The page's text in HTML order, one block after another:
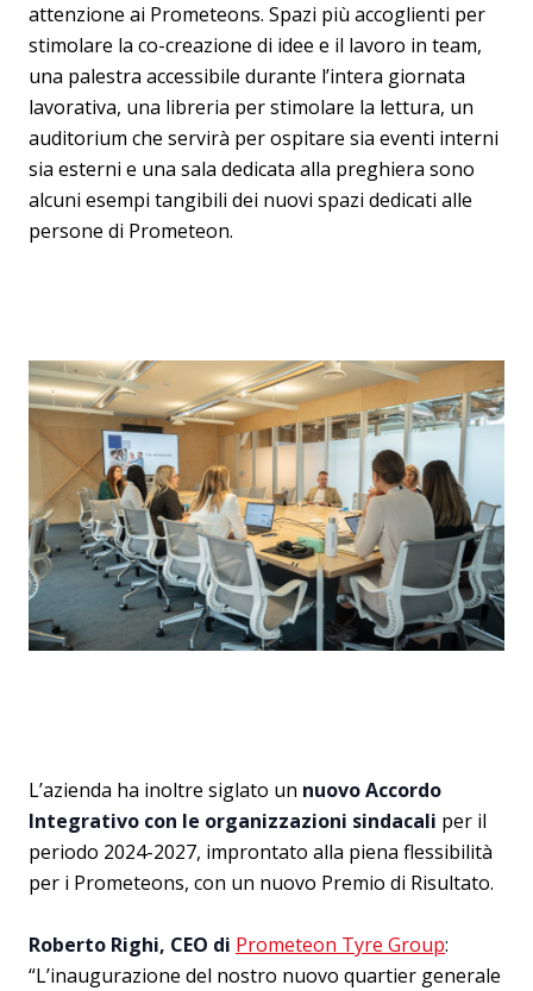
attenzione ai Prometeons. Spazi più accoglienti per
stimolare la co-creazione di idee e il lavoro in team,
una palestra accessibile durante l’intera giornata
lavorativa, una libreria per stimolare la lettura, un
auditorium che servirà per ospitare sia eventi interni
sia esterni e una sala dedicata alla preghiera sono
alcuni esempi tangibili dei nuovi spazi dedicati alle
persone di Prometeon.
L’azienda ha inoltre siglato un nuovo Accordo
Integrativo con le organizzazioni sindacali per il
periodo 2024-2027, improntato alla piena flessibilità
per i Prometeons, con un nuovo Premio di Risultato.
Roberto Righi, CEO di Prometeon Tyre Group:
“L’inaugurazione del nostro nuovo quartier generale